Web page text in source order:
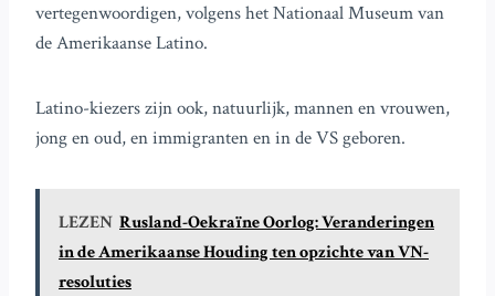
vertegenwoordigen, volgens het Nationaal Museum van
de Amerikaanse Latino.
Latino-kiezers zijn ook, natuurlijk, mannen en vrouwen,
jong en oud, en immigranten en in de VS geboren.
LEZEN Rusland-Oekraïne Oorlog: Veranderingen
in de Amerikaanse Houding ten opzichte van VN-
resoluties